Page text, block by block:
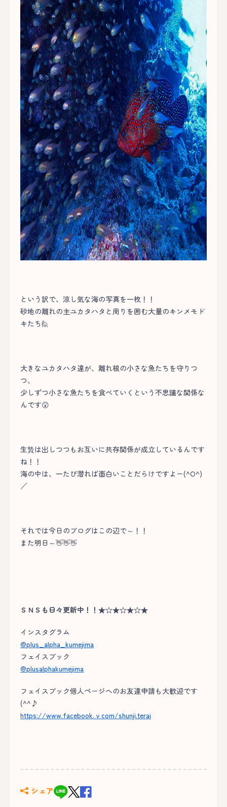
という訳で、涼し気な海の写真を一枚！！
砂地の離れの主ユカタハタと周りを囲む大量のキンメモド
キたち🙋
大きなユカタハタ達が、離れ根の小さな魚たちを守りつ
つ、
少しずつ小さな魚たちを食べていくという不思議な関係な
んです😲
生贄は出しつつもお互いに共存関係が成立しているんです
ね！！
海の中は、一たび潜れば面白いことだらけですよー(^O^)
／
それでは今日のブログはこの辺で～！！
また明日～👋👋👋
ＳＮＳも日々更新中！！★☆★☆★☆★
インスタグラム
@plus_alpha_kumejima
フェイスブック
@plusalphakumejima
フェイスブック個人ページへのお友達申請も大歓迎です
(^^♪
https://www.facebook.ｖcom/shunji.terai
シェア